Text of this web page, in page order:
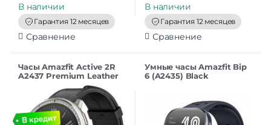
t
o
f
5
В наличии
Гарантия 12 месяцев
Сравнение
t
o
f
5
В наличии
Гарантия 12 месяцев
Сравнение
Часы Amazfit Active 2R
A2437 Premium Leather
Black (24376535137906)
Умные часы Amazfit Bip
6 (A2435) Black